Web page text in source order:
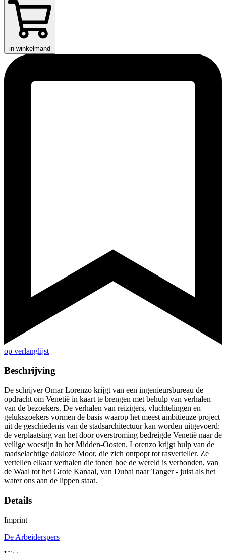
in winkelmand
op verlanglijst
Beschrijving
De schrijver Omar Lorenzo krijgt van een ingenieursbureau de
opdracht om Venetië in kaart te brengen met behulp van verhalen
van de bezoekers. De verhalen van reizigers, vluchtelingen en
gelukszoekers vormen de basis waarop het meest ambitieuze project
uit de geschiedenis van de stadsarchitectuur kan worden uitgevoerd:
de verplaatsing van het door overstroming bedreigde Venetië naar de
veilige woestijn in het Midden-Oosten. Lorenzo krijgt hulp van de
raadselachtige dakloze Moor, die zich ontpopt tot rasverteller. Ze
vertellen elkaar verhalen die tonen hoe de wereld is verbonden, van
de Waal tot het Grote Kanaal, van Dubai naar Tanger - juist als het
water ons aan de lippen staat.
Details
Imprint
De Arbeiderspers